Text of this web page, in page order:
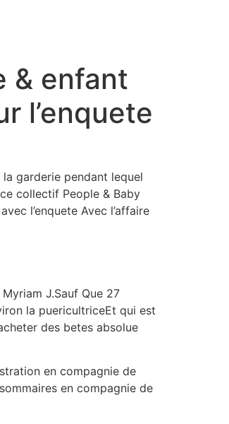
& enfant
l’enquete
garderie pendant lequel
collectif People & Baby
l’enquete Avec l’affaire
J.Sauf Que 27
la puericultriceEt qui est
des betes absolue
en compagnie de
en compagnie de